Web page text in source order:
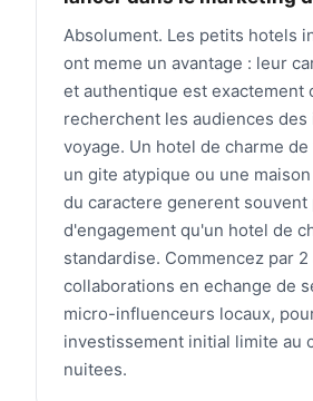
Absolument. Les petits hotels
ont meme un avantage : leur
et authentique est exactement
recherchent les audiences
voyage. Un hotel de charme de
un gite atypique ou une
du caractere generent souvent
d'engagement qu'un hotel de
standardise. Commencez par 2
collaborations en echange de
micro-influenceurs locaux,
investissement initial limite au
nuitees.